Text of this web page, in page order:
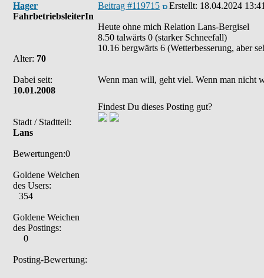
Hager
FahrbetriebsleiterIn
Alter: 70
Dabei seit:
10.01.2008
Stadt / Stadtteil:
Lans
Bewertungen:0
Goldene Weichen
des Users:
354
Goldene Weichen
des Postings:
0
Posting-Bewertung:
Beitrag #119715 Erstellt: 18.04.2024
Heute ohne mich Relation Lans-Bergisel
8.50 talwärts 0 (starker Schneefall)
10.16 bergwärts 6 (Wetterbesserung, aber
Wenn man will, geht viel. Wenn man nicht
Findest Du dieses Posting gut?